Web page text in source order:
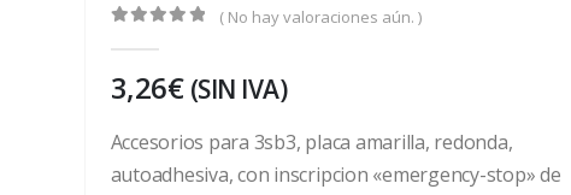
( No hay valoraciones aún. )
3,26€ (SIN IVA)
Accesorios para 3sb3, placa amarilla, redonda,
autoadhesiva, con inscripcion «emergency-stop» de